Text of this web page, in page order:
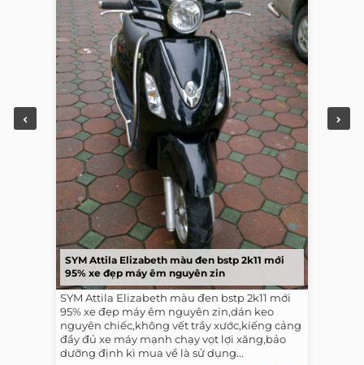
SYM Attila Elizabeth màu đen bstp 2k11 mới
95% xe đẹp máy êm nguyên zin
SYM Attila Elizabeth màu đen bstp 2k11 mới
95% xe đẹp máy êm nguyên zin,dán keo
nguyên chiếc,không vết trầy xước,kiếng cảng
đầy đủ xe máy mạnh chạy vọt lợi xăng,bảo
dưỡng định kì mua về là sử dụng...